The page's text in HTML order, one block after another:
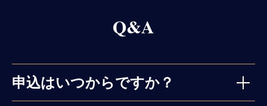
Q&A
申込はいつからですか？